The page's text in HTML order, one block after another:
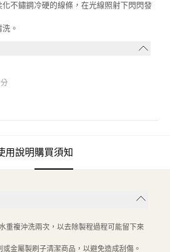
不鏽鋼冷硬的線條，在光線照射下閃閃發
。
用說明購買須知
重複沖洗兩次，以去除製程過程可能留下來
金屬製刷子清潔商品，以避免造成刮傷。